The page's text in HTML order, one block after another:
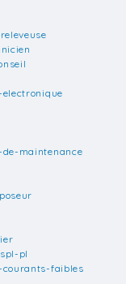
electronique
de-maintenance
pl
courants-faibles